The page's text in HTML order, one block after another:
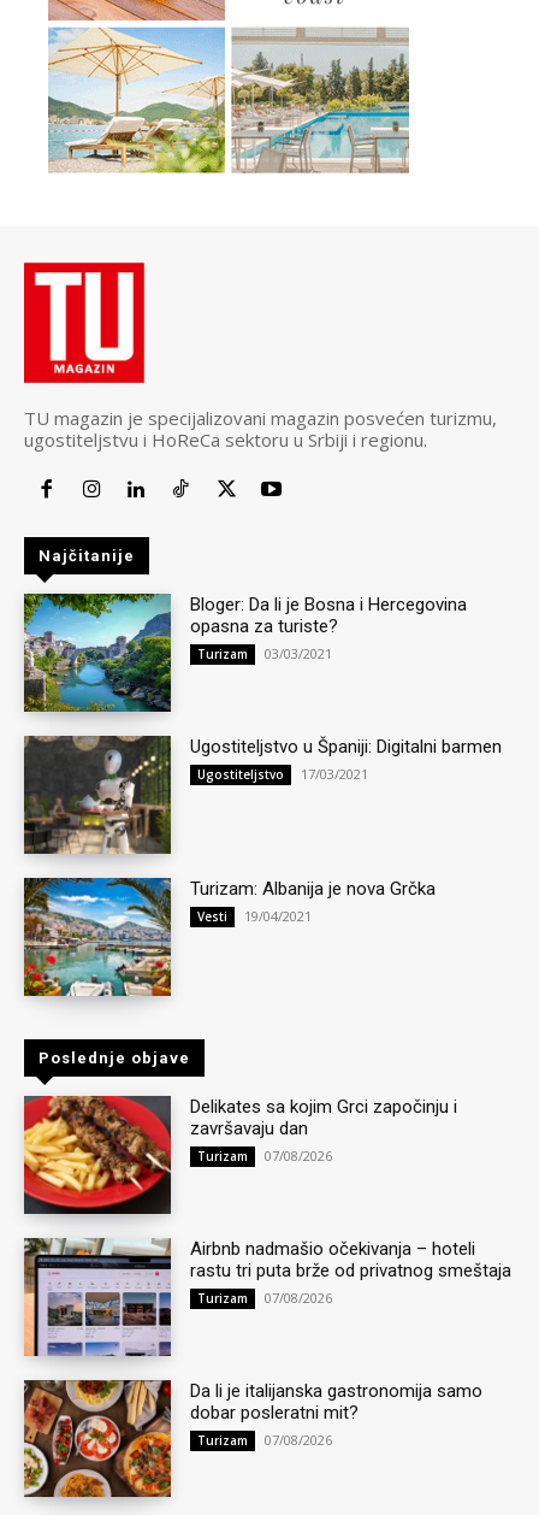
TU magazin je specijalizovani magazin posvećen turizmu,
ugostiteljstvu i HoReCa sektoru u Srbiji i regionu.
Najčitanije
Bloger: Da li je Bosna i Hercegovina
opasna za turiste?
Turizam 03/03/2021
Ugostiteljstvo u Španiji: Digitalni barmen
Ugostiteljstvo 17/03/2021
Turizam: Albanija je nova Grčka
Vesti 19/04/2021
Poslednje objave
Delikates sa kojim Grci započinju i
završavaju dan
Turizam 07/08/2026
Airbnb nadmašio očekivanja – hoteli
rastu tri puta brže od privatnog smeštaja
Turizam 07/08/2026
Da li je italijanska gastronomija samo
dobar posleratni mit?
Turizam 07/08/2026